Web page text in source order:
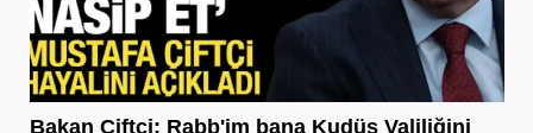
Bakan Çiftçi: Rabb'im bana Kudüs Valiliğini